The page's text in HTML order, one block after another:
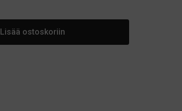
Lisää ostoskoriin